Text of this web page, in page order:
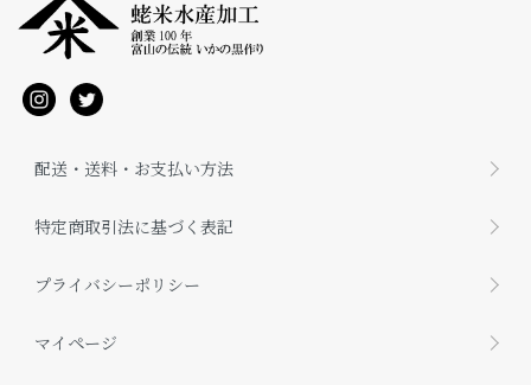
配送・送料・お支払い方法
特定商取引法に基づく表記
プライバシーポリシー
マイページ